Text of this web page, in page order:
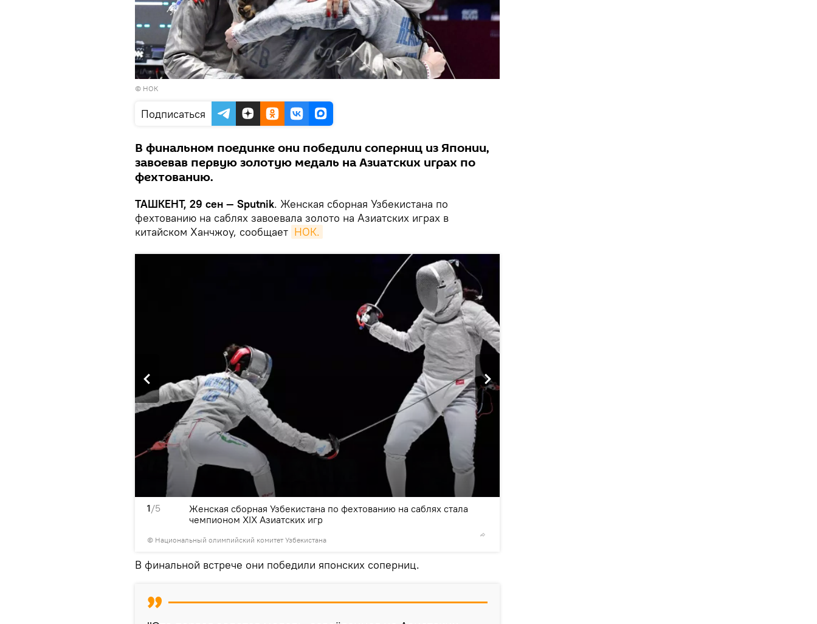
© НОК
Подписаться
В финальном поединке они победили соперниц из Японии,
завоевав первую золотую медаль на Азиатских играх по
фехтованию.
ТАШКЕНТ, 29 сен — Sputnik. Женская сборная Узбекистана по
фехтованию на саблях завоевала золото на Азиатских играх в
китайском Ханчжоу, сообщает НОК.
1/5
© Национальный олимпийский комитет Узбекистана
Женская сборная Узбекистана по фехтованию на саблях стала
чемпионом XIX Азиатских игр
В финальной встрече они победили японских соперниц.